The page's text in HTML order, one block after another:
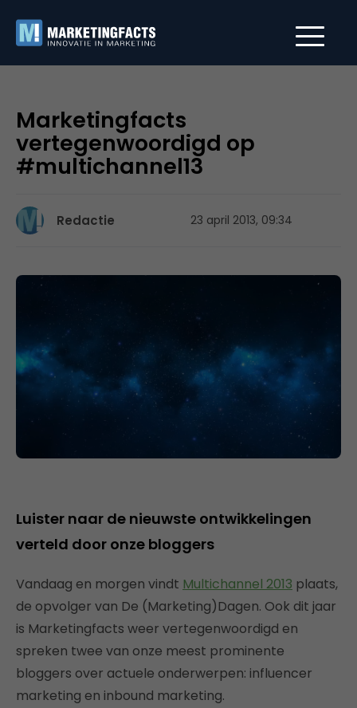
Marketingfacts
vertegenwoordigd op
#multichannel13
Redactie 23 april 2013, 09:34
Luister naar de nieuwste ontwikkelingen
verteld door onze bloggers
Vandaag en morgen vindt Multichannel 2013 plaats,
de opvolger van De (Marketing)Dagen. Ook dit jaar
is Marketingfacts weer vertegenwoordigd en
spreken twee van onze meest prominente
bloggers over actuele onderwerpen: influencer
marketing en inbound marketing.